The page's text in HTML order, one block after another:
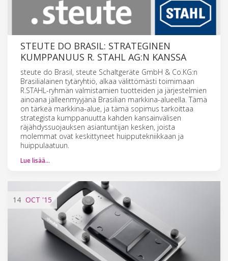
STEUTE DO BRASIL: STRATEGINEN
KUMPPANUUS R. STAHL AG:N KANSSA
steute do Brasil, steute Schaltgeräte GmbH & Co.KG:n
Brasilialainen tytäryhtiö, alkaa välittömästi toimimaan
R.STAHL-ryhmän valmistamien tuotteiden ja järjestelmien
ainoana jälleenmyyjänä Brasilian markkina-alueella. Tämä
on tärkeä markkina-alue, ja tämä sopimus tarkoittaa
strategista kumppanuutta kahden kansainvälisen
räjähdyssuojauksen asiantuntijan kesken, joista
molemmat ovat keskittyneet huipputekniikkaan ja
huippulaatuun.
Lue lisää…
14 OCT '15